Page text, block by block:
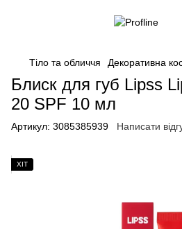
Тіло та обличчя Декоративна
Блиск для губ Lipss
20 SPF 10 мл
Артикул: 3085385939 Написати
ХІТ